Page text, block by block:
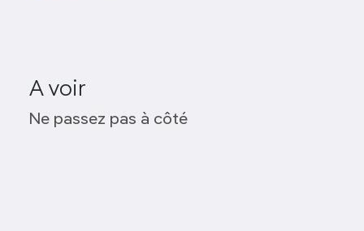
A voir
Ne passez pas à côté
Place Wilson
Façade de l’ancienne Dépêche